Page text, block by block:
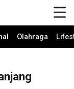
Olahraga